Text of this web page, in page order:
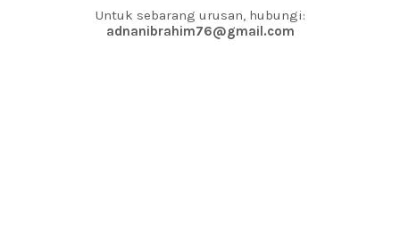
Untuk sebarang urusan, hubungi:
adnanibrahim76@gmail.com